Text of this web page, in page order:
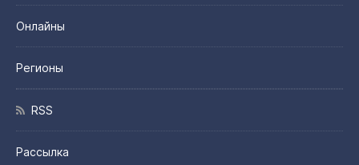
Онлайны
Регионы
RSS
Рассылка